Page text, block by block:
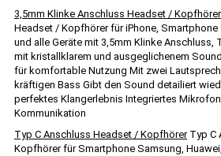
3,5mm Klinke Anschluss Headset / Kopfhörer
Headset / Kopfhörer für iPhone,
und alle Geräte mit 3,5mm Klinke Anschluss,
mit kristallklarem und ausgeglichenem
für komfortable Nutzung Mit zwei
kräftigen Bass Gibt den Sound detailiert
perfektes Klangerlebnis Integriertes
Kommunikation
Typ C Anschluss Headset / KopfhörerTyp C
Kopfhörer für Smartphone Samsung,